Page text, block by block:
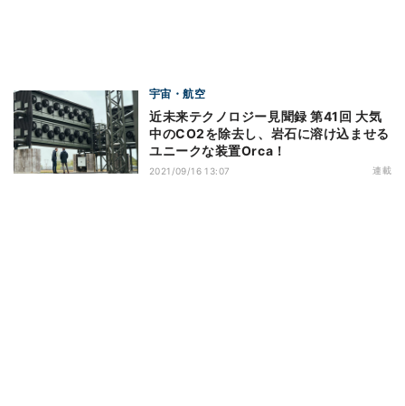
宇宙・航空
近未来テクノロジー見聞録 第41回 大気
中のCO2を除去し、岩石に溶け込ませる
ユニークな装置Orca！
2021/09/16 13:07 連載